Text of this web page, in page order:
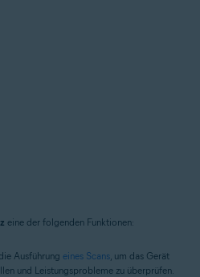
eine der folgenden Funktionen:
Ausführung eines Scans , um das Gerät
und Leistungsprobleme zu überprüfen.